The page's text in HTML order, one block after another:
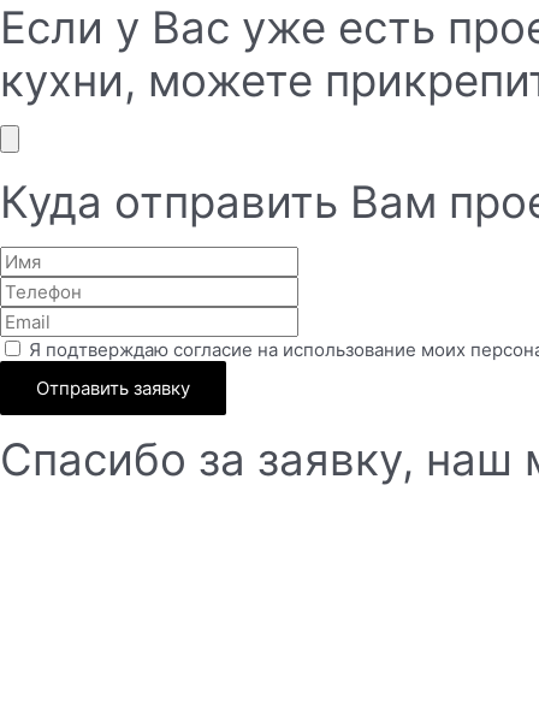
Если у Вас уже есть
кухни, можете
Куда отправить Вам
Я подтверждаю согласие на использование моих
Отправить заявку
Спасибо за заявку,